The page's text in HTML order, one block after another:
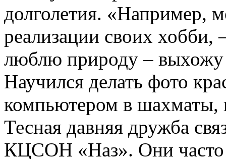
долголетия. «Например,
реализации своих хобби,
люблю природу – выхожу
Научился делать фото
компьютером в
Тесная давняя дружба
КЦСОН «Наз». Они часто